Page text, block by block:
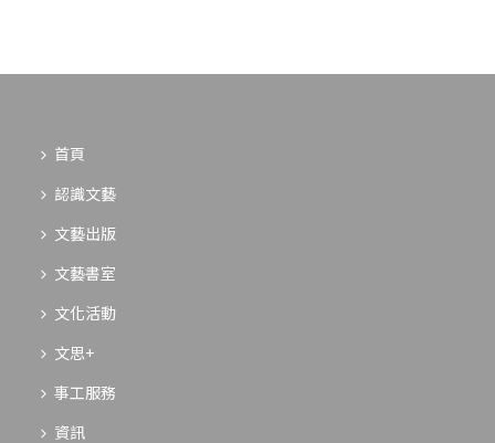
首頁
認識文藝
文藝出版
文藝書室
文化活動
文思+
事工服務
資訊